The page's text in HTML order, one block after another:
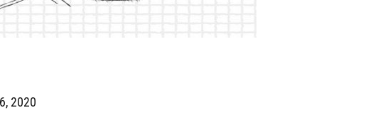
2020